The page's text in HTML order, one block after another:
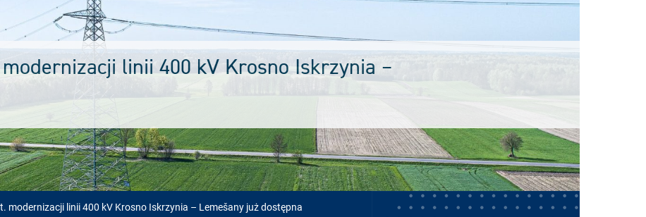
linii 400 kV Krosno Iskrzynia –
modernizacji linii 400 kV Krosno Iskrzynia – Lemešany już dostępna